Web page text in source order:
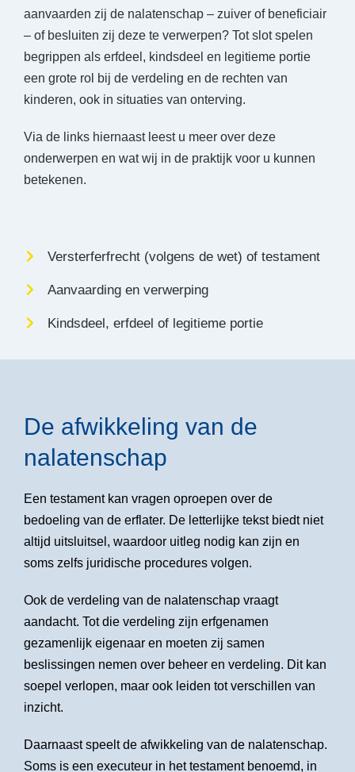
aanvaarden zij de nalatenschap – zuiver of beneficiair
– of besluiten zij deze te verwerpen? Tot slot spelen
begrippen als erfdeel, kindsdeel en legitieme portie
een grote rol bij de verdeling en de rechten van
kinderen, ook in situaties van onterving.
Via de links hiernaast leest u meer over deze
onderwerpen en wat wij in de praktijk voor u kunnen
betekenen.
Versterferfrecht (volgens de wet) of testament
Aanvaarding en verwerping
Kindsdeel, erfdeel of legitieme portie
De afwikkeling van de
nalatenschap
Een testament kan vragen oproepen over de
bedoeling van de erflater. De letterlijke tekst biedt niet
altijd uitsluitsel, waardoor uitleg nodig kan zijn en
soms zelfs juridische procedures volgen.
Ook de verdeling van de nalatenschap vraagt
aandacht. Tot die verdeling zijn erfgenamen
gezamenlijk eigenaar en moeten zij samen
beslissingen nemen over beheer en verdeling. Dit kan
soepel verlopen, maar ook leiden tot verschillen van
inzicht.
Daarnaast speelt de afwikkeling van de nalatenschap.
Soms is een executeur in het testament benoemd, in